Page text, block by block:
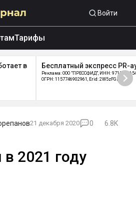
Войти
Тарифы
в
Бесплатный экспресс PR-
Реклама: ООО "ПРЕССФИД", ИНН:
ОГРН: 1157746902961, Erid: 2W5zFGDycPz
21 декабря 2020 0
6.8K
2021 году